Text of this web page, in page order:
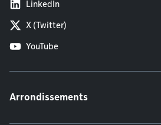
LinkedIn
X (Twitter)
YouTube
Arrondissements